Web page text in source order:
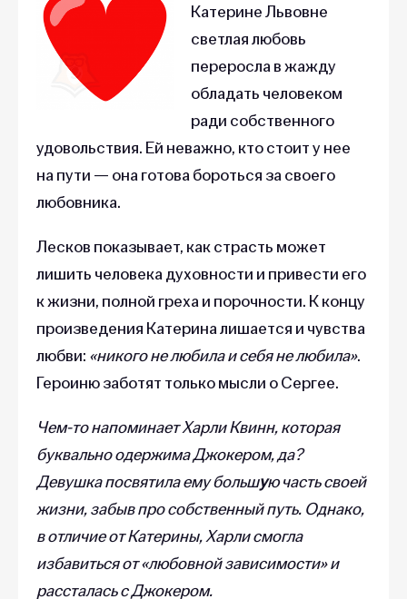
Катерине Львовне
светлая любовь
переросла в жажду
обладать человеком
ради собственного
удовольствия. Ей неважно, кто стоит у нее
на пути — она готова бороться за своего
любовника.
Лесков показывает, как страсть может
лишить человека духовности и привести его
к жизни, полной греха и порочности. К концу
произведения Катерина лишается и чувства
любви: «никого не любила и себя не любила».
Героиню заботят только мысли о Сергее.
Чем-то напоминает Харли Квинн, которая
буквально одержима Джокером, да?
Девушка посвятила ему большую часть своей
жизни, забыв про собственный путь. Однако,
в отличие от Катерины, Харли смогла
избавиться от «любовной зависимости» и
рассталась с Джокером.